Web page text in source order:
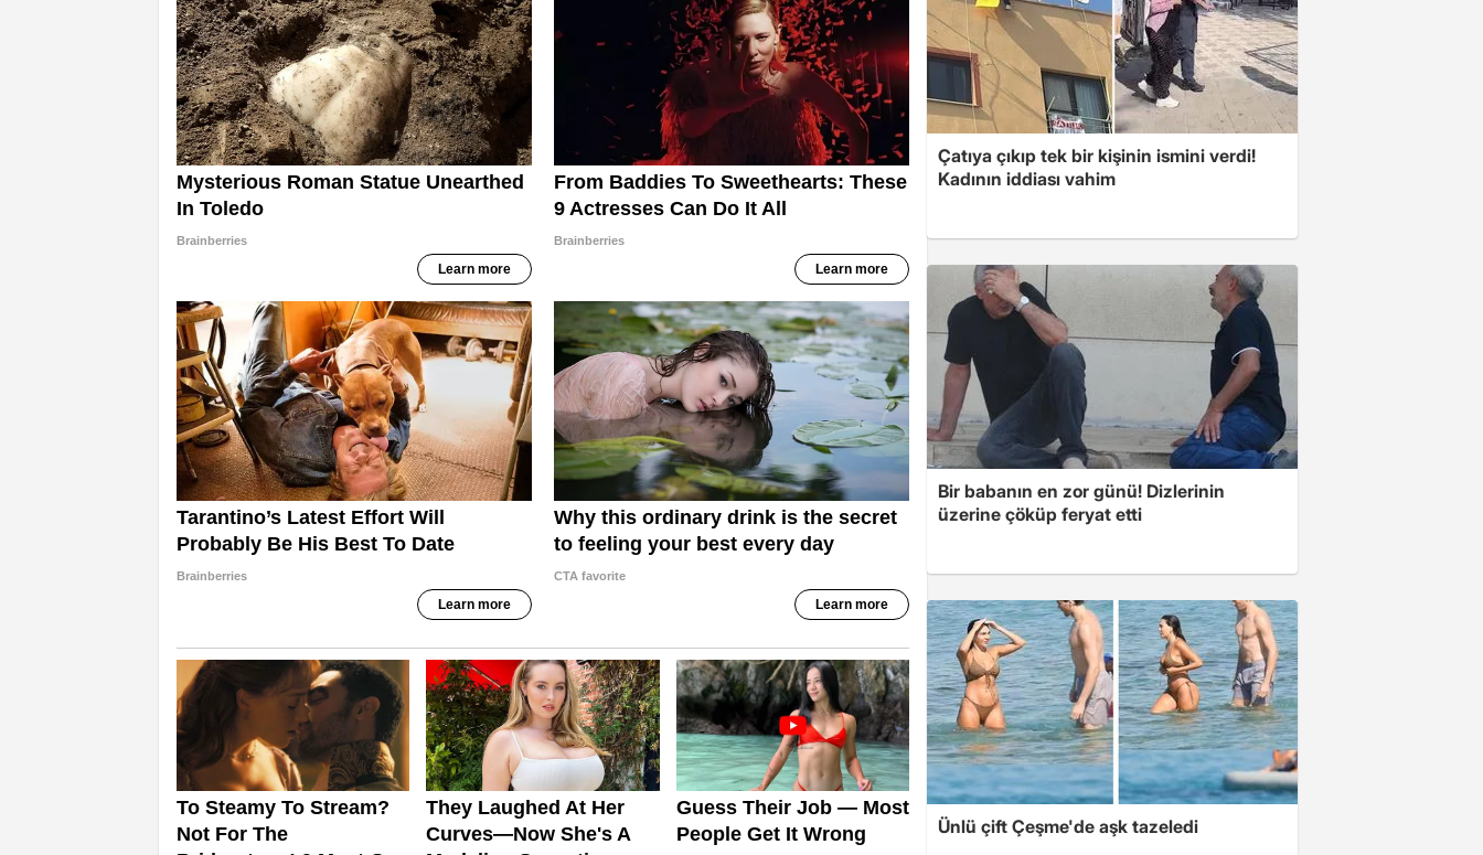
Çatıya çıkıp tek bir kişinin ismini verdi!
Kadının iddiası vahim
Bir babanın en zor günü! Dizlerinin
üzerine çöküp feryat etti
Ünlü çift Çeşme'de aşk tazeledi